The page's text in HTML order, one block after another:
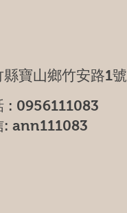
縣寶山鄉竹安路1號
: 0956111083
: ann111083